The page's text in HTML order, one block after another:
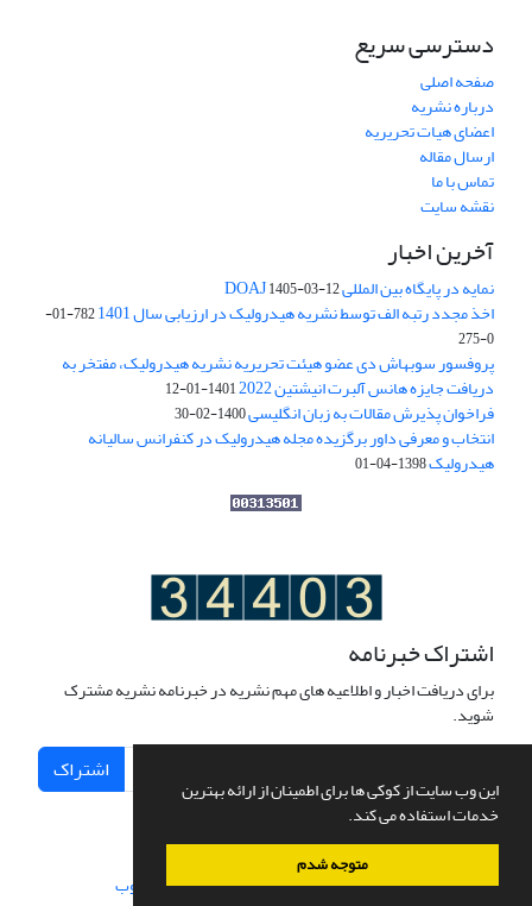
این وب سایت از کوکی ها برای اطمینان از ارائه بهترین
خدمات استفاده می کند.
متوجه شدم
دسترسی سریع
صفحه اصلی
درباره نشریه
اعضای هیات تحریریه
ارسال مقاله
تماس با ما
نقشه سایت
آخرین اخبار
نمایه در پایگاه بین المللی DOAJ1405-03-12
اخذ مجدد رتبه الف توسط نشریه هیدرولیک در ارزیابی سال 1401
782-01-
0-275
پروفسور سوبهاش دی عضو هیئت تحریریه نشریه هیدرولیک، مفتخر به
دریافت جایزه هانس آلبرت انیشتین 2022 1401-01-12
فراخوان پذیرش مقالات به زبان انگلیسی1400-02-30
انتخاب و معرفی داور برگزیده مجله هیدرولیک در کنفرانس سالیانه
هیدرولیک1398-04-01
اشتراک خبرنامه
برای دریافت اخبار و اطلاعیه های مهم نشریه در خبرنامه نشریه مشترک
شوید.
اشتراک
سامانه مدیریت نشریات علمی.طراحی و پیاده سازی از سیناوب